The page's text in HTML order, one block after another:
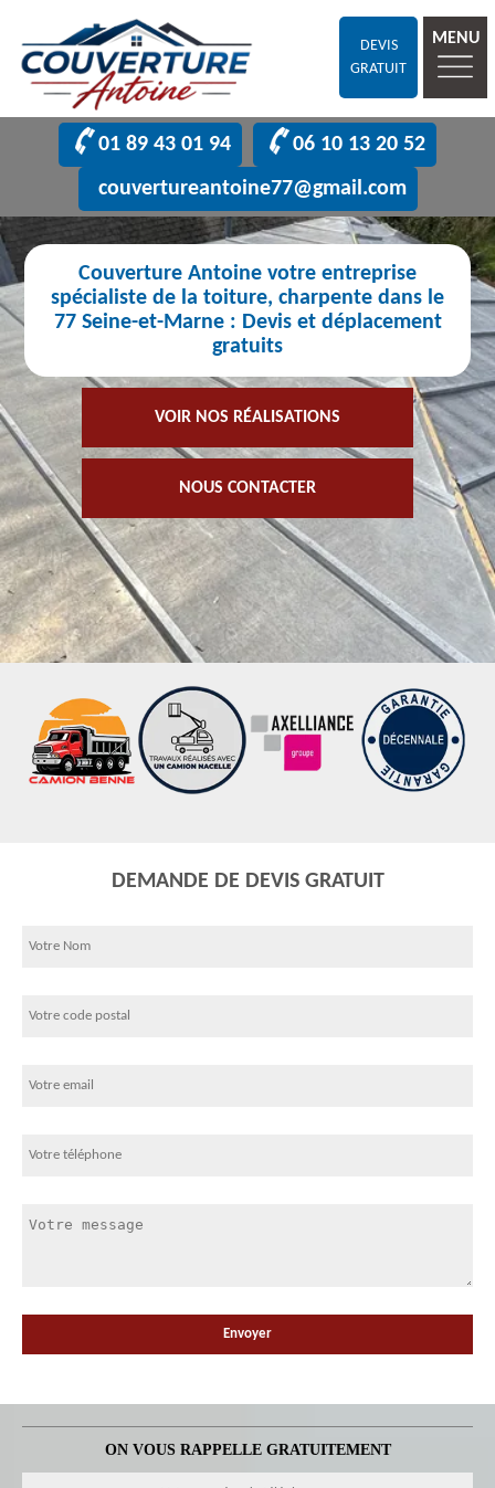
DEVIS
GRATUIT
MENU
01 89 43 01 94
06 10 13 20 52
couvertureantoine77@gmail.com
Couverture Antoine votre entreprise
spécialiste de la toiture, charpente dans le
77 Seine-et-Marne : Devis et déplacement
gratuits
VOIR NOS RÉALISATIONS
NOUS CONTACTER
DEMANDE DE DEVIS GRATUIT
ON VOUS RAPPELLE GRATUITEMENT